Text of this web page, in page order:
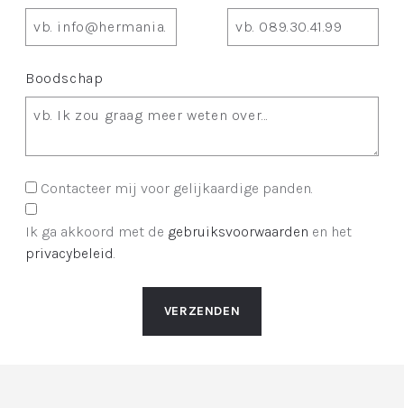
Boodschap
Contacteer mij voor gelijkaardige panden.
Ik ga akkoord met de gebruiksvoorwaarden en het
privacybeleid.
VERZENDEN